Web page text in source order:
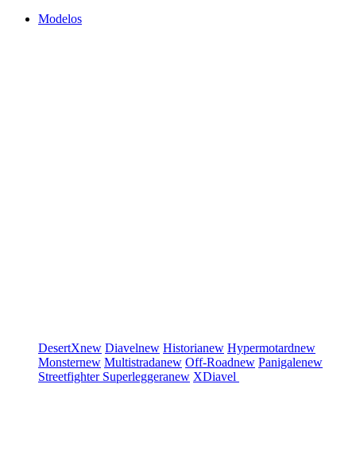
Modelos
DesertXnew Diavelnew Historianew Hypermotardnew
Monsternew Multistradanew Off-Roadnew Panigalenew
Streetfighter Superleggeranew XDiavel